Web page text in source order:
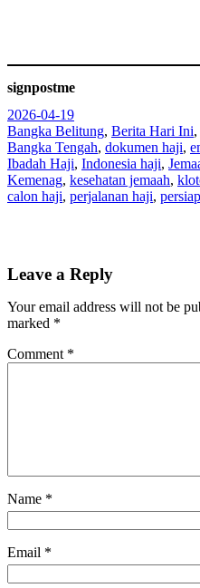
signpostme
2026-04-19
Bangka Belitung, Berita Hari Ini,
Bangka Tengah, dokumen haji,
Ibadah Haji, Indonesia haji,
Kemenag, kesehatan jemaah,
calon haji, perjalanan haji,
Leave a Reply
Your email address will not be
marked *
Comment *
Name *
Email *